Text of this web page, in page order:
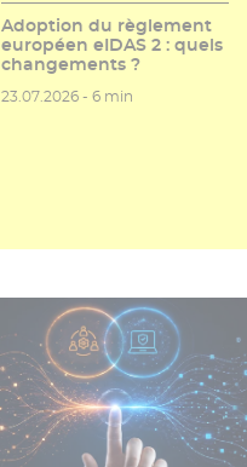
Adoption du règlement
européen eIDAS 2 : quels
changements ?
Date de publication
23.07.2026 -Temps de lecture
6 min